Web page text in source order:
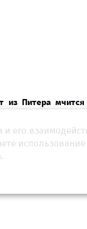
из Питера
почему он уехал
2026, 12:01
и его